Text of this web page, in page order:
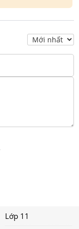
Lớp 11